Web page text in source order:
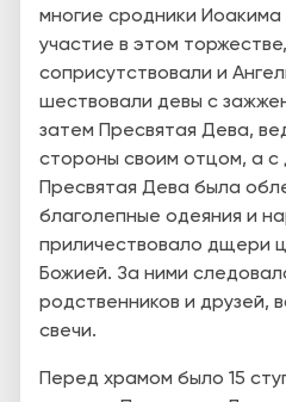
многие сродники
участие в этом
соприсутствовали и
шествовали девы с
затем Пресвятая Дева,
стороны своим отцом, а с
Пресвятая Дева была
благолепные одеяния и
приличествовало дщери
Божией. За ними
родственников и друзей,
свечи.
Перед храмом было 15